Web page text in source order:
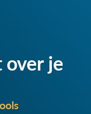
je